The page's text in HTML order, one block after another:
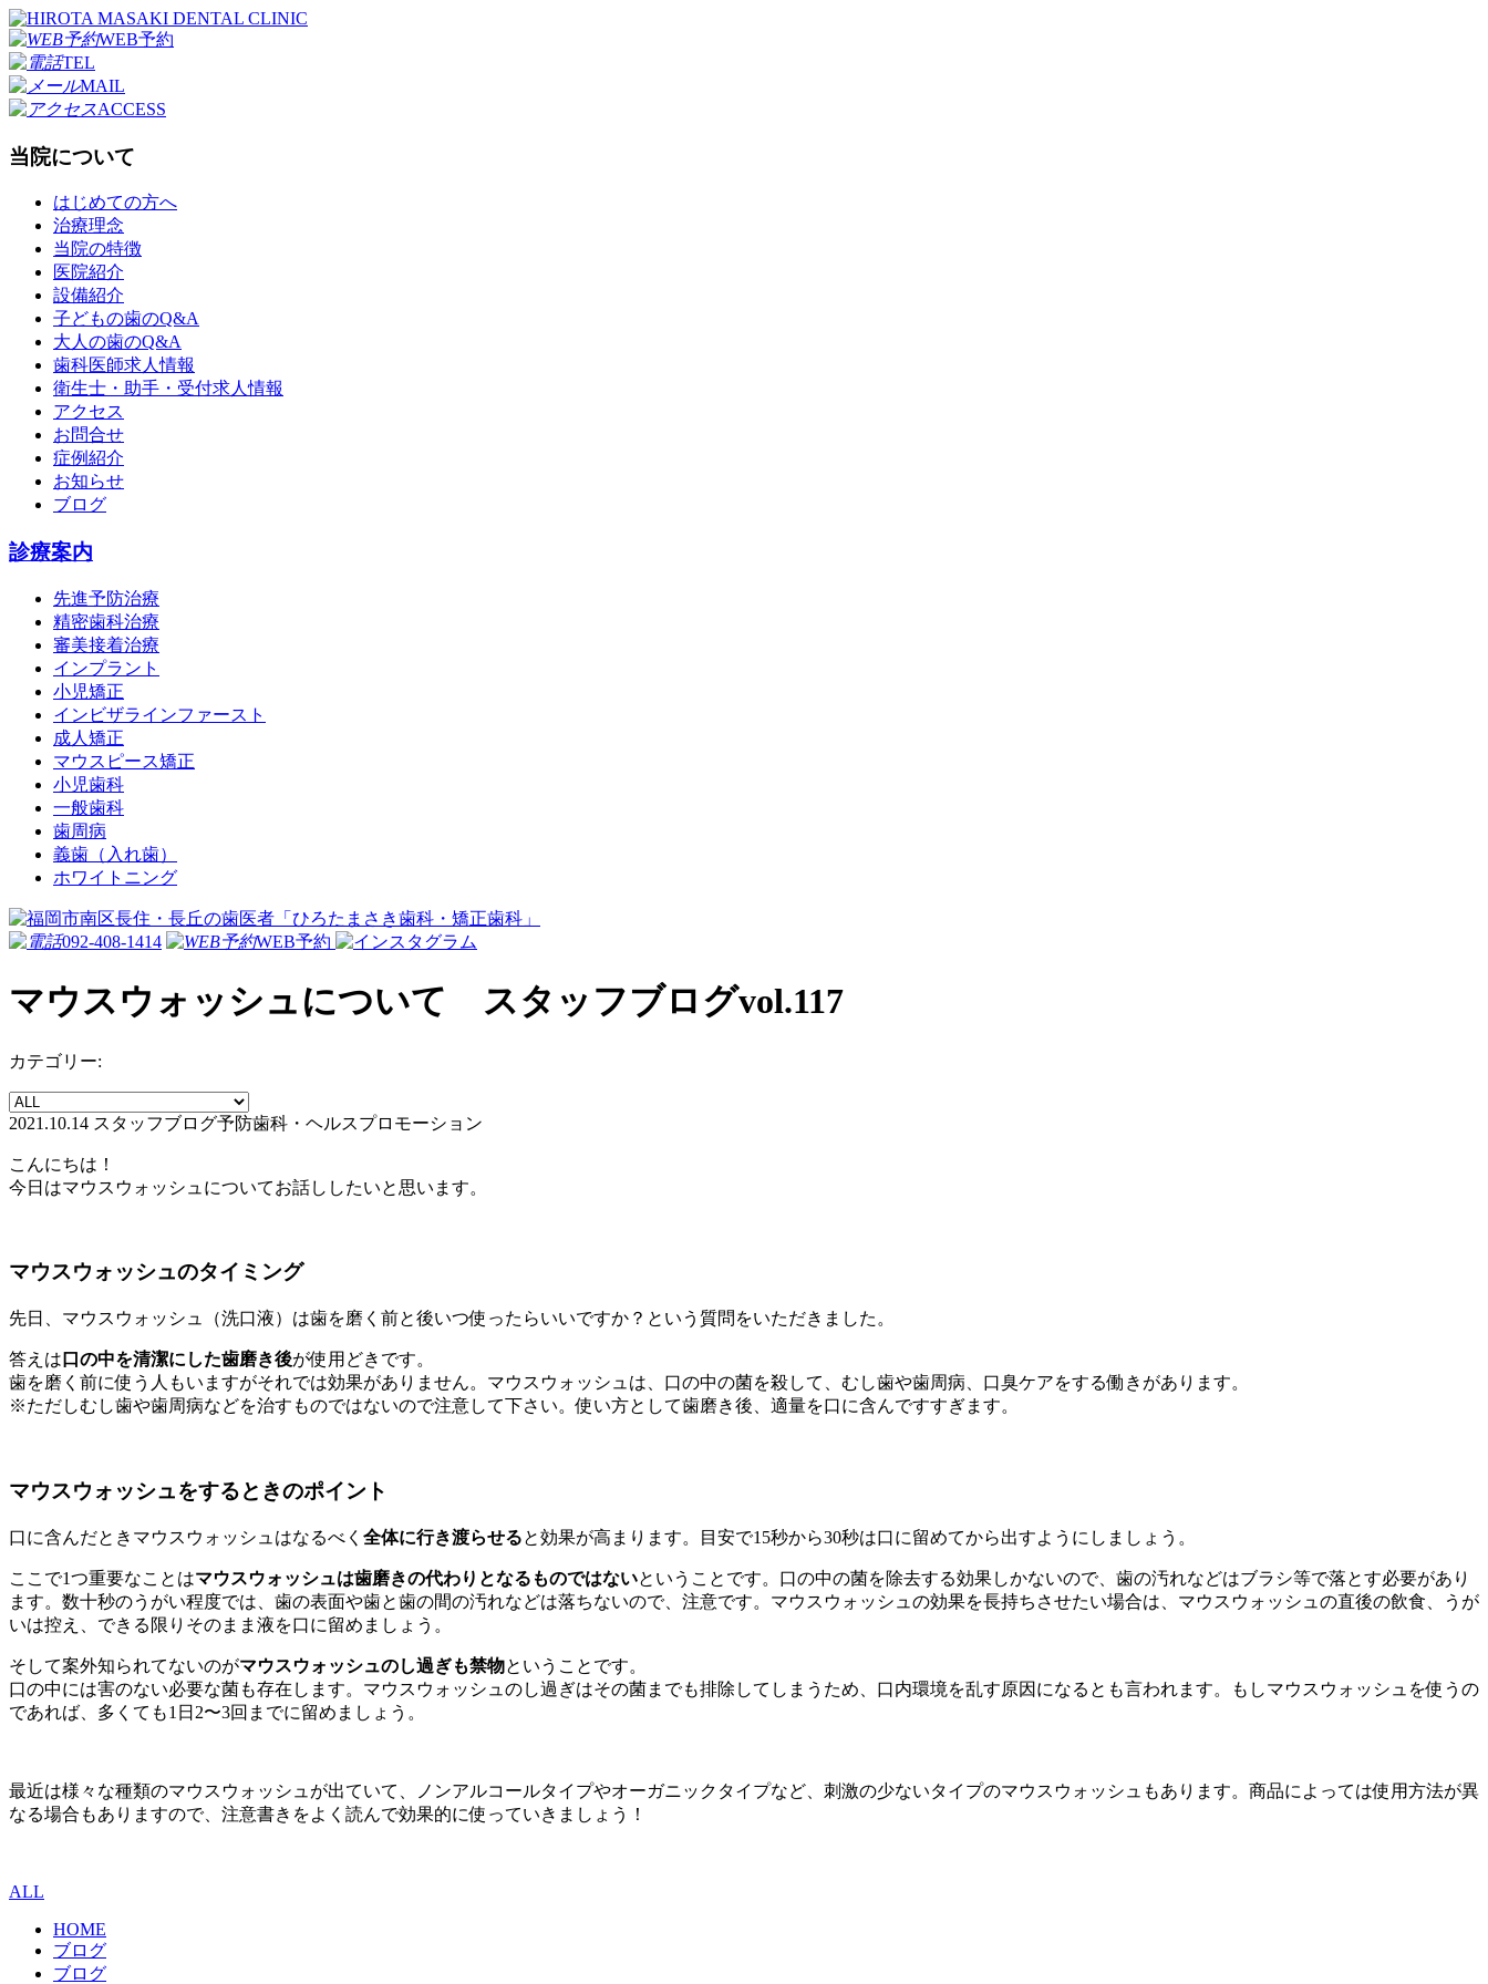
WEB予約
TEL
MAIL
ACCESS
当院について
はじめての方へ
治療理念
当院の特徴
医院紹介
設備紹介
子どもの歯のQ&A
大人の歯のQ&A
歯科医師求人情報
衛生士・助手・受付求人情報
アクセス
お問合せ
症例紹介
お知らせ
ブログ
診療案内
先進予防治療
精密歯科治療
審美接着治療
インプラント
小児矯正
インビザラインファースト
成人矯正
マウスピース矯正
小児歯科
一般歯科
歯周病
義歯（入れ歯）
ホワイトニング
092-408-1414 WEB予約
マウスウォッシュについて スタッフブログvol.117
カテゴリー:
2021.10.14 スタッフブログ予防歯科・ヘルスプロモーション
こんにちは！
今日はマウスウォッシュについてお話ししたいと思います。
マウスウォッシュのタイミング
先日、マウスウォッシュ（洗口液）は歯を磨く前と後いつ使ったらいいですか？という質問をいただきました。
答えは 口の中を清潔にした歯磨き後が使用どきです。
歯を磨く前に使う人もいますがそれでは効果がありません。マウスウォッシュは、口の中の菌を殺して、むし歯や歯周病、口臭ケアをする働きがあります。
※ただしむし歯や歯周病などを治すものではないので注意して下さい。使い方として歯磨き後、適量を口に含んですすぎます。
マウスウォッシュをするときのポイント
口に含んだときマウスウォッシュはなるべく 全体に行き渡らせると効果が高まります。目安で15秒から30秒は口に留めてから出すようにしましょう。
ここで1つ重要なことはマウスウォッシュは歯磨きの代わりとなるものではないということです。口の中の菌を除去する効果しかないので、歯の汚れなどはブラシ等で落とす必要があり
ます。数十秒のうがい程度では、歯の表面や歯と歯の間の汚れなどは落ちないので、注意です。マウスウォッシュの効果を長持ちさせたい場合は、マウスウォッシュの直後の飲食、うが
いは控え、できる限りそのまま液を口に留めましょう。
そして案外知られてないのがマウスウォッシュのし過ぎも禁物ということです。
口の中には害のない必要な菌も存在します。マウスウォッシュのし過ぎはその菌までも排除してしまうため、口内環境を乱す原因になるとも言われます。もしマウスウォッシュを使うの
であれば、多くても1日2〜3回までに留めましょう。
最近は様々な種類のマウスウォッシュが出ていて、ノンアルコールタイプやオーガニックタイプなど、刺激の少ないタイプのマウスウォッシュもあります。商品によっては使用方法が異
なる場合もありますので、注意書きをよく読んで効果的に使っていきましょう！
ALL
HOME
ブログ
ブログ